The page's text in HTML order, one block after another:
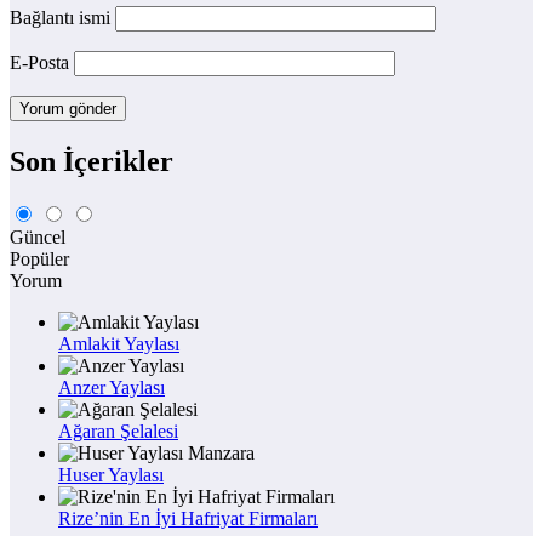
Bağlantı ismi
E-Posta
Son İçerikler
Güncel
Popüler
Yorum
Amlakit Yaylası
Anzer Yaylası
Ağaran Şelalesi
Huser Yaylası
Rize’nin En İyi Hafriyat Firmaları